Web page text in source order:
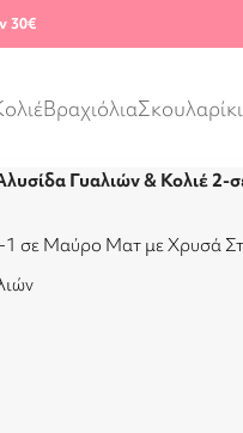
30€
Βραχιόλια
Γυαλιών & Κολιέ